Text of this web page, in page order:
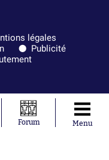
légales
Publicité
Forum Menu